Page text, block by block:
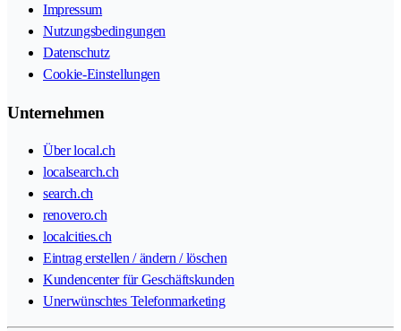
Impressum
Nutzungsbedingungen
Datenschutz
Cookie-Einstellungen
Unternehmen
Über local.ch
localsearch.ch
search.ch
renovero.ch
localcities.ch
Eintrag erstellen / ändern / löschen
Kundencenter für Geschäftskunden
Unerwünschtes Telefonmarketing